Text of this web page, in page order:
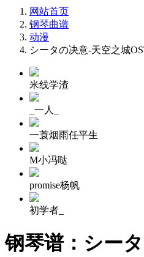
网站首页
钢琴曲谱
动漫
シータの决意-天空之城
米线学渣
_一人_
一蓑烟雨任平生
M小冯哒
promise杨帆
初学者_
钢琴谱：シー